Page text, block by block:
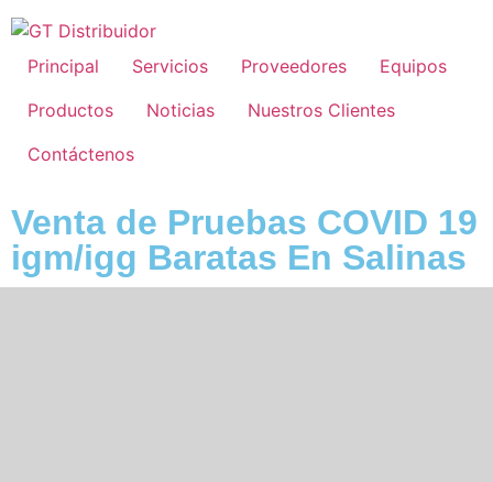
Principal Servicios Proveedores
Equipos
Productos
Noticias
Nuestros Clientes
Contáctenos
Venta de Pruebas COVID 19
igm/igg Baratas En Salinas